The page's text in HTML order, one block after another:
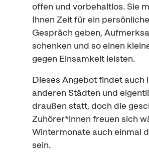
offen und vorbehaltlos. Sie
Ihnen Zeit für ein
Gespräch geben,
schenken und so einen
gegen Einsamkeit leisten.
Dieses Angebot findet auch
anderen Städten und
draußen statt, doch die
Zuhörer*innen freuen sich
Wintermonate auch einmal
sein.